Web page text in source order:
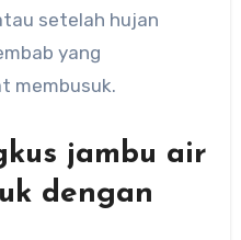
setelah hujan
yang
membusuk.
jambu air
dengan